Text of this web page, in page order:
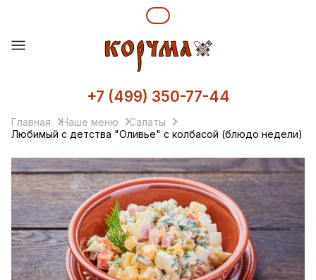
+7 (499) 350-77-44
Главная Наше меню
Салаты
Любимый с детства "Оливье" с колбасой (блюдо недели)